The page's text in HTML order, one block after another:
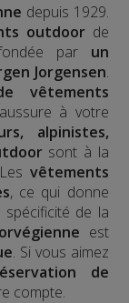
depuis 1929.
outdoorde
par un
Jorgensen.
vêtements
à votre
alpinistes,
sont à la
vêtements
, ce qui donne
de la
est
. Si vous aimez
de
compte.